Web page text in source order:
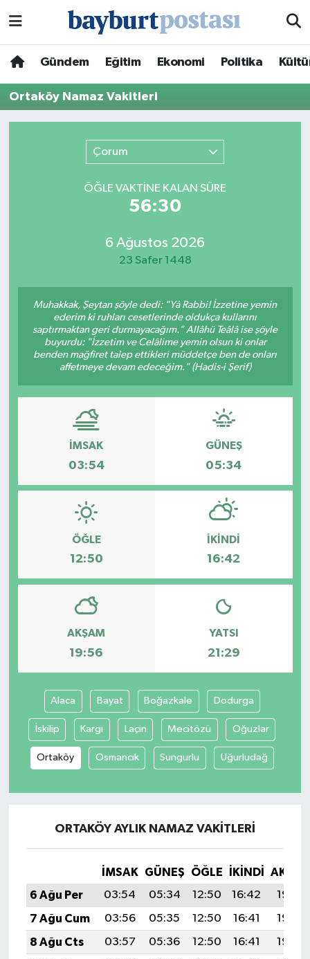
Gündem Eğitim Ekonomi Politika
Ortaköy Namaz Vakitleri
Çorum
ÖĞLE VAKTİNE KALAN SÜRE
56:30
6 Ağustos 2026
23 Safer 1448
Muhakkak, Şeytan şöyle dedi: "Yâ Rabbi! İzzetine yemin
ederim ki ruhları cesetlerinde oldukça kullarını
saptırmaktan geri durmayacağım." Allâhü Teâlâ ise şöyle
buyurdu: "İzzetim ve Celâlime yemin olsun ki onlar
benden mağfiret talep ettikleri müddetçe ben de onları
affetmeye devam edeceğim." (Hadis-i Şerif)
İMSAK
03:54
GÜNEŞ
05:34
ÖĞLE
12:50
İKINDI
16:42
AKŞAM
19:56
YATSI
21:29
Alaca Bayat Boğazkale Dodurga
İskilip Kargı Laçin Mecitözü Oğuzlar
Ortaköy Osmancık Sungurlu Uğurludağ
ORTAKÖY AYLIK NAMAZ VAKITLERI
İMSAK GÜNEŞ ÖĞLE İKINDI
6 Ağu Per
03:54 05:34 12:50 16:42
19:56
7 Ağu Cum
03:56 05:35 12:50 16:41
19:55
8 Ağu Cts
03:57 05:36 12:50 16:41
19:53
Hava Durumu
Namaz Vakitleri
Trafik Durumu
Süper Lig Puan Durumu ve Fikstür
Son Dakika Haberleri
Haber Arşivi